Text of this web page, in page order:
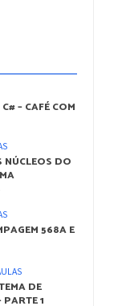
– CAFÉ COM
DO
568A E
DE
1